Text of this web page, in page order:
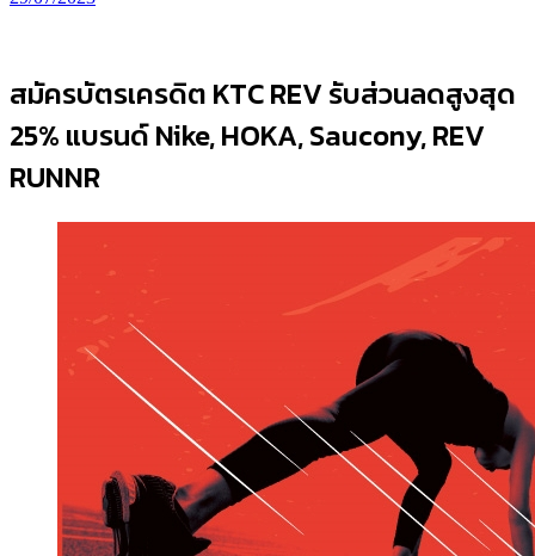
สมัครบัตรเครดิต KTC REV รับส่วนลดสูงสุด
25% แบรนด์ Nike, HOKA, Saucony, REV
RUNNR